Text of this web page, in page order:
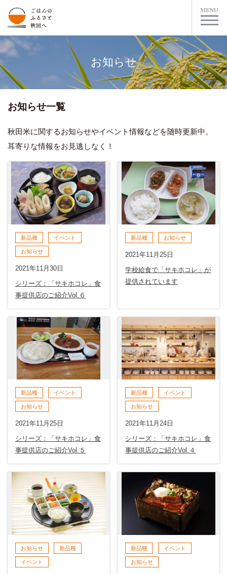
お知らせ
お知らせ一覧
秋田米に関するお知らせやイベント情報などを随時更新中。
耳寄りな情報をお見逃しなく！
新品種 イベント
お知らせ
2021年11月30日
シリーズ：「サキホコレ」食
事提供店のご紹介Vol.６
新品種 お知らせ
2021年11月25日
学校給食で「サキホコレ」が
提供されています
新品種 イベント
お知らせ
2021年11月25日
シリーズ：「サキホコレ」食
事提供店のご紹介Vol.５
新品種 イベント
お知らせ
2021年11月24日
シリーズ：「サキホコレ」食
事提供店のご紹介Vol.４
お知らせ 新品種
イベント
新品種 イベント
お知らせ